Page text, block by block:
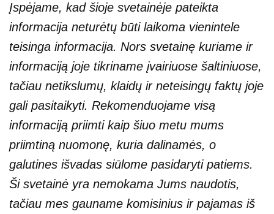
Įspėjame, kad šioje svetainėje pateikta
informacija neturėtų būti laikoma vienintele
teisinga informacija. Nors svetainę kuriame ir
informaciją joje tikriname įvairiuose šaltiniuose,
tačiau netikslumų, klaidų ir neteisingų faktų joje
gali pasitaikyti. Rekomenduojame visą
informaciją priimti kaip šiuo metu mums
priimtiną nuomonę, kuria dalinamės, o
galutines išvadas siūlome pasidaryti patiems.
Ši svetainė yra nemokama Jums naudotis,
tačiau mes gauname komisinius ir pajamas iš